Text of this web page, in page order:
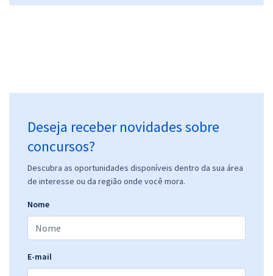
Deseja receber novidades sobre
concursos?
Descubra as oportunidades disponíveis dentro da sua área
de interesse ou da região onde você mora.
Nome
E-mail